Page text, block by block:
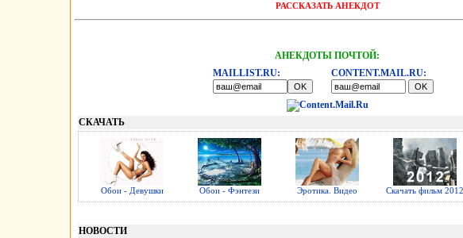
РАССКАЗАТЬ АНЕКДОТ
АНЕКДОТЫ ПОЧТОЙ:
MAILLIST.RU:
CONTENT.MAIL.RU:
СКАЧАТЬ
Обои - Девушки Обои - Фэнтези Эротика. Видео Скачать фильм 2012
НОВОСТИ